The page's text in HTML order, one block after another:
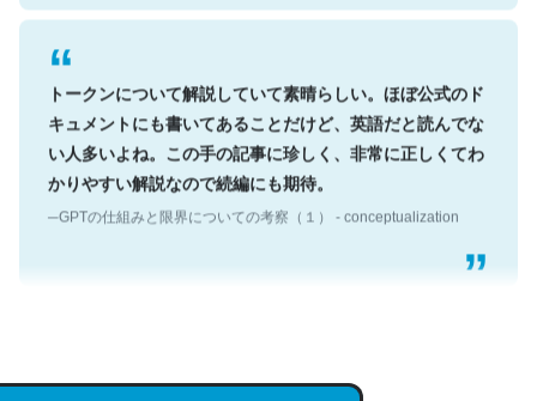
トークンについて解説していて素晴らしい。ほぼ公式のド
キュメントにも書いてあることだけど、英語だと読んでな
い人多いよね。この手の記事に珍しく、非常に正しくてわ
かりやすい解説なので続編にも期待。
─GPTの仕組みと限界についての考察（１） - conceptualization
説してる記事が少ないので貴重な良記事。/続編来た